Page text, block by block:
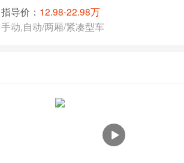
指导价： 12.98-22.98万
手动,自动/两厢/紧凑型车